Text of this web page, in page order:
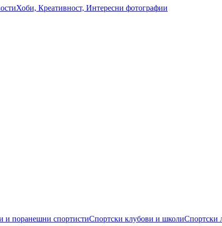
Хоби, Креативност, Интересни фотографии
и поранешни спортистиСпортски клубови и школиСпортски